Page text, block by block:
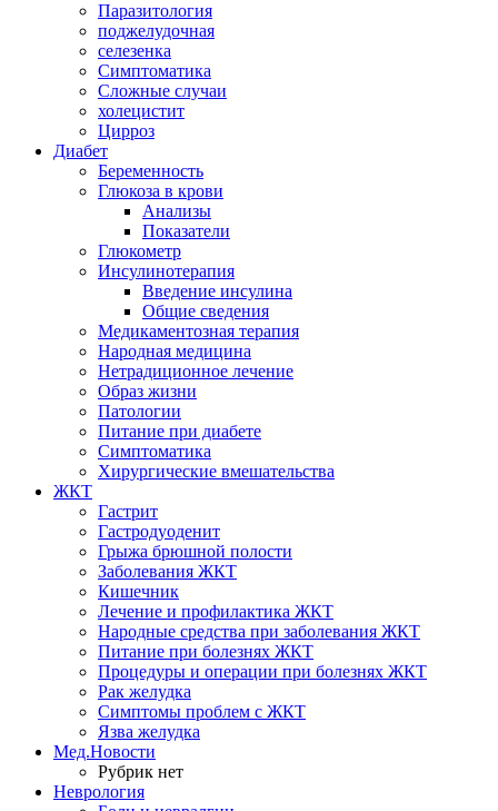
Паразитология
поджелудочная
селезенка
Симптоматика
Сложные случаи
холецистит
Цирроз
Диабет
Беременность
Глюкоза в крови
Анализы
Показатели
Глюкометр
Инсулинотерапия
Введение инсулина
Общие сведения
Медикаментозная терапия
Народная медицина
Нетрадиционное лечение
Образ жизни
Патологии
Питание при диабете
Симптоматика
Хирургические вмешательства
ЖКТ
Гастрит
Гастродуоденит
Грыжа брюшной полости
Заболевания ЖКТ
Кишечник
Лечение и профилактика ЖКТ
Народные средства при заболевания ЖКТ
Питание при болезнях ЖКТ
Процедуры и операции при болезнях ЖКТ
Рак желудка
Симптомы проблем с ЖКТ
Язва желудка
Мед.Новости
Рубрик нет
Неврология